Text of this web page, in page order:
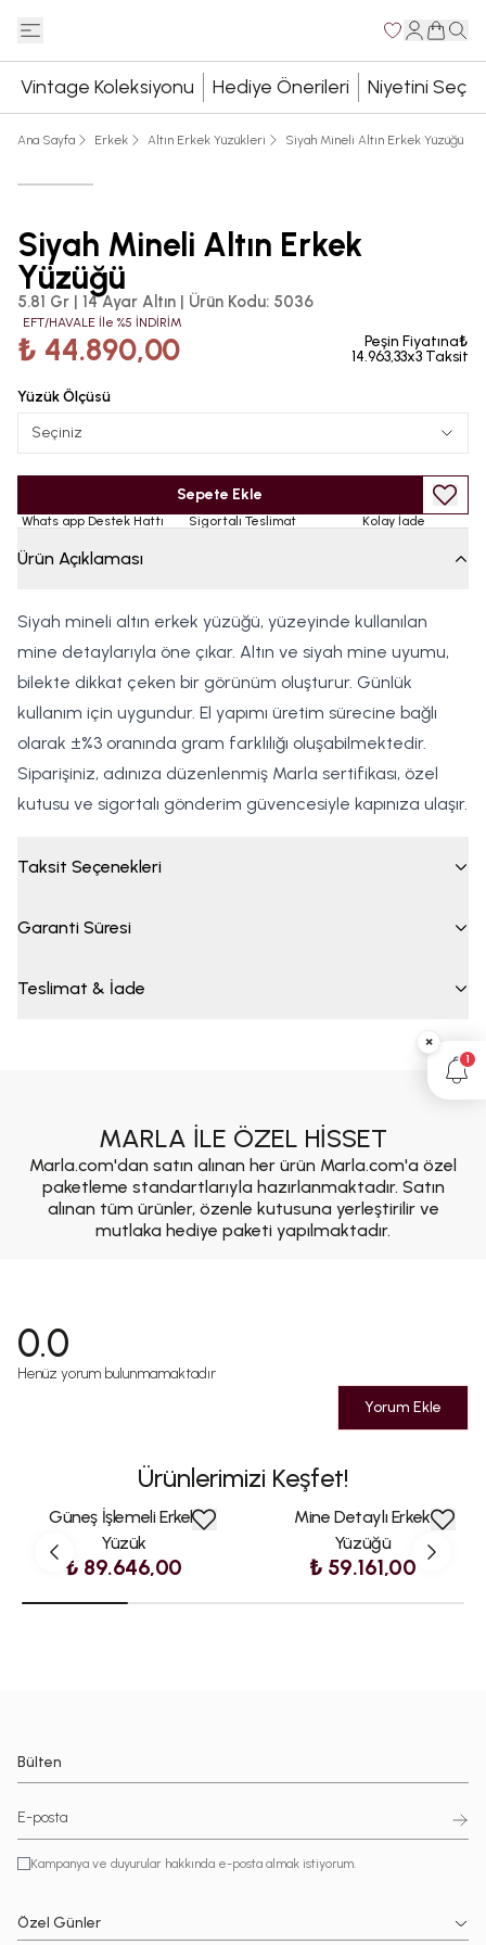
Vintage Koleksiyonu Hediye Önerileri Niyetini Seç
Ana Sayfa Erkek Altın Erkek Yüzükleri Siyah Mineli Altın Erkek Yüzüğü
Siyah Mineli Altın Erkek
Yüzüğü
5.81 Gr | 14 Ayar Altın | Ürün Kodu: 5036
EFT/HAVALE İle %5 İNDİRİM
₺ 44.890,00
Peşin Fiyatına₺
14.963,33x3 Taksit
Yüzük Ölçüsü
Seçiniz
Sepete Ekle
Whats app Destek Hattı Sigortalı Teslimat Kolay İade
Ürün Açıklaması
Siyah mineli altın erkek yüzüğü, yüzeyinde kullanılan
mine detaylarıyla öne çıkar. Altın ve siyah mine uyumu,
bilekte dikkat çeken bir görünüm oluşturur. Günlük
kullanım için uygundur. El yapımı üretim sürecine bağlı
olarak ±%3 oranında gram farklılığı oluşabilmektedir.
Siparişiniz, adınıza düzenlenmiş Marla sertifikası, özel
kutusu ve sigortalı gönderim güvencesiyle kapınıza ulaşır.
Taksit Seçenekleri
Garanti Süresi
Teslimat & İade
MARLA İLE ÖZEL HİSSET
Marla.com'dan satın alınan her ürün Marla.com'a özel
paketleme standartlarıyla hazırlanmaktadır. Satın
alınan tüm ürünler, özenle kutusuna yerleştirilir ve
mutlaka hediye paketi yapılmaktadır.
0.0
Henüz yorum bulunmamaktadır
Yorum Ekle
Ürünlerimizi Keşfet!
Güneş İşlemeli Erkek
Yüzük
₺ 89.646,00
Mine Detaylı Erkek
Yüzüğü
₺ 59.161,00
Bülten
Kampanya ve duyurular hakkında e-posta almak istiyorum.
Özel Günler
×
1